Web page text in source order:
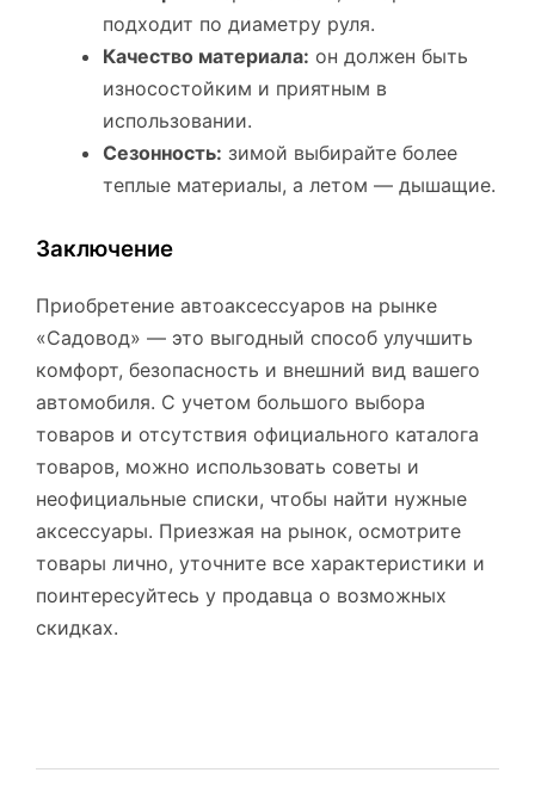
подходит по диаметру руля.
Качество материала: он должен быть
износостойким и приятным в
использовании.
Сезонность: зимой выбирайте более
теплые материалы, а летом — дышащие.
Заключение
Приобретение автоаксессуаров на рынке
«Садовод» — это выгодный способ улучшить
комфорт, безопасность и внешний вид вашего
автомобиля. С учетом большого выбора
товаров и отсутствия официального каталога
товаров, можно использовать советы и
неофициальные списки, чтобы найти нужные
аксессуары. Приезжая на рынок, осмотрите
товары лично, уточните все характеристики и
поинтересуйтесь у продавца о возможных
скидках.